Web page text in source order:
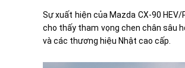
Sự xuất hiện của Mazda CX-90
cho thấy tham vọng chen chân sâu
và các thương hiệu Nhật cao cấp.